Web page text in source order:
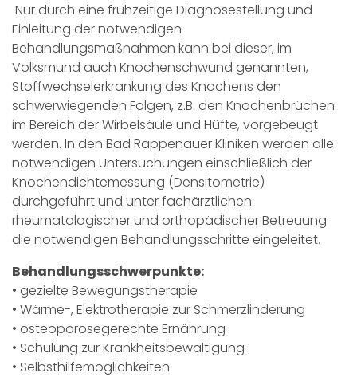
Nur durch eine frühzeitige Diagnosestellung und
Einleitung der notwendigen
Behandlungsmaßnahmen kann bei dieser, im
Volksmund auch Knochenschwund genannten,
Stoffwechselerkrankung des Knochens den
schwerwiegenden Folgen, z.B. den Knochenbrüchen
im Bereich der Wirbelsäule und Hüfte, vorgebeugt
werden. In den Bad Rappenauer Kliniken werden alle
notwendigen Untersuchungen einschließlich der
Knochendichtemessung (Densitometrie)
durchgeführt und unter fachärztlichen
rheumatologischer und orthopädischer Betreuung
die notwendigen Behandlungsschritte eingeleitet.
Behandlungsschwerpunkte:
• gezielte Bewegungstherapie
• Wärme-, Elektrotherapie zur Schmerzlinderung
• osteoporosegerechte Ernährung
• Schulung zur Krankheitsbewältigung
• Selbsthilfemöglichkeiten